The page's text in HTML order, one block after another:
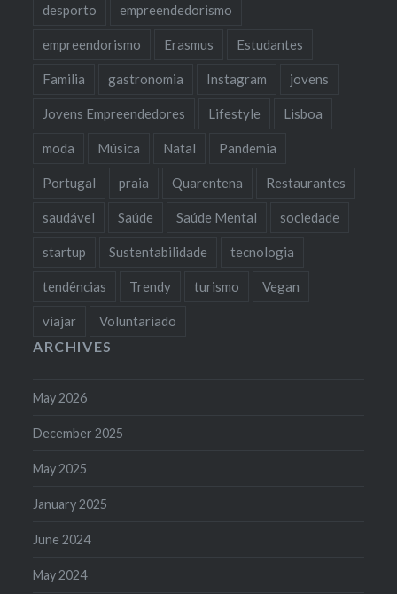
desporto empreendedorismo
empreendorismo Erasmus Estudantes
Familia gastronomia Instagram jovens
Jovens Empreendedores Lifestyle Lisboa
moda Música Natal Pandemia
Portugal praia Quarentena Restaurantes
saudável Saúde Saúde Mental sociedade
startup Sustentabilidade tecnologia
tendências Trendy turismo Vegan
viajar Voluntariado
ARCHIVES
May 2026
December 2025
May 2025
January 2025
June 2024
May 2024